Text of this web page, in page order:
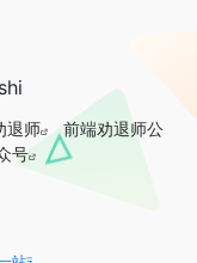
退师
前端劝退师公
号